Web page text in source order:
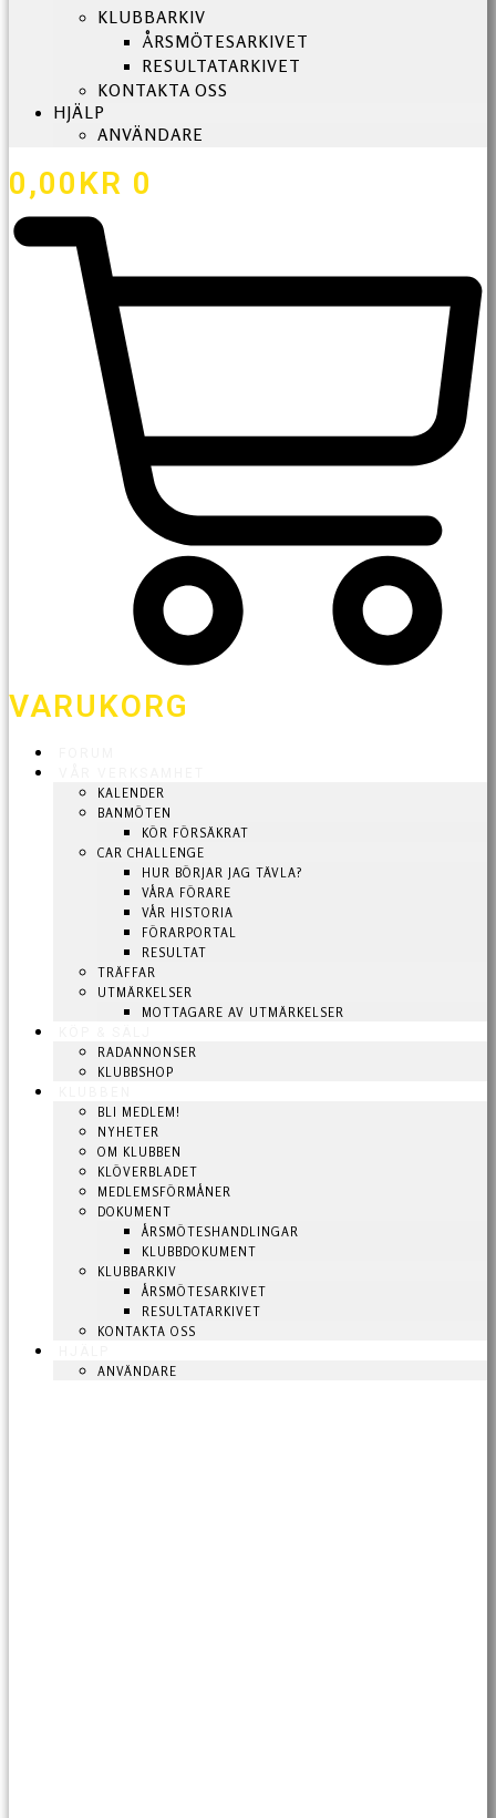
KLUBBARKIV
ÅRSMÖTESARKIVET
RESULTATARKIVET
KONTAKTA OSS
HJÄLP
ANVÄNDARE
0,00KR 0
VARUKORG
KALENDER
BANMÖTEN
KÖR FÖRSÄKRAT
CAR CHALLENGE
HUR BÖRJAR JAG TÄVLA?
VÅRA FÖRARE
VÅR HISTORIA
FÖRARPORTAL
RESULTAT
TRÄFFAR
UTMÄRKELSER
MOTTAGARE AV UTMÄRKELSER
RADANNONSER
KLUBBSHOP
BLI MEDLEM!
NYHETER
OM KLUBBEN
KLÖVERBLADET
MEDLEMSFÖRMÅNER
DOKUMENT
ÅRSMÖTESHANDLINGAR
KLUBBDOKUMENT
KLUBBARKIV
ÅRSMÖTESARKIVET
RESULTATARKIVET
KONTAKTA OSS
ANVÄNDARE